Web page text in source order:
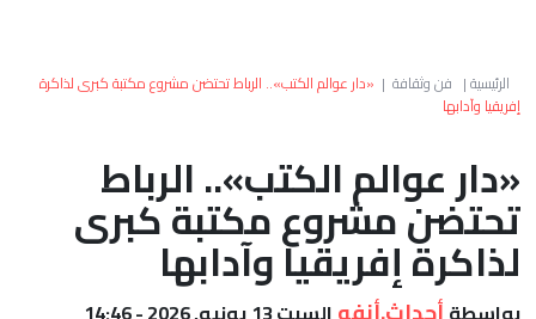
العالم
الصحراء
الرئيسية| فن وثقافة | «دار عوالم الكتب».. الرباط تحتضن مشروع مكتبة كبرى لذاكرة
إفريقيا وآدابها
«دار عوالم الكتب».. الرباط
تحتضن مشروع مكتبة كبرى
لذاكرة إفريقيا وآدابها